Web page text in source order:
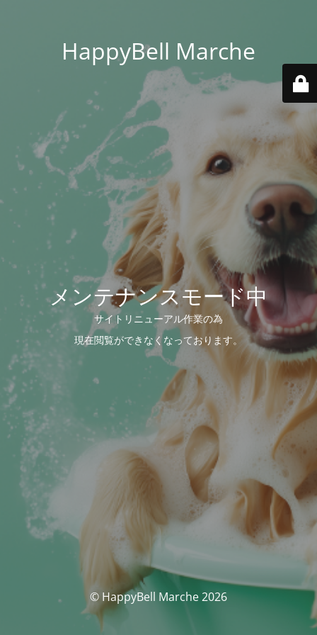
HappyBell Marche
メンテナンスモード中
サイトリニューアル作業の為
現在閲覧ができなくなっております。
© HappyBell Marche 2026